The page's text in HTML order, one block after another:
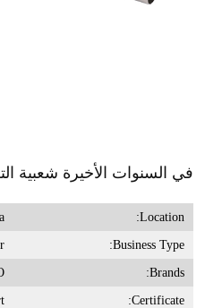
في السنوات الأخيرة شعبية
Location:
Business Type:
Brands:
Certificate: